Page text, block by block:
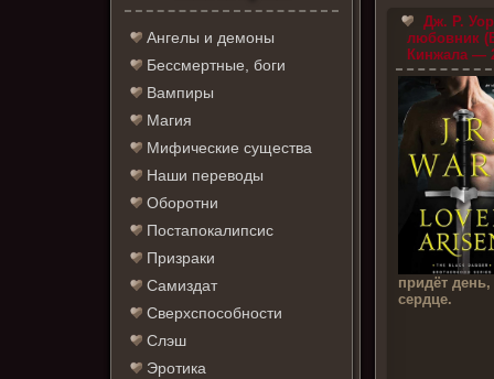
Ангелы и демоны
Бессмертные, боги
Вампиры
Магия
Мифические существа
Наши переводы
Оборотни
Постапокалипсис
Призраки
Самиздат
Сверхспособности
Слэш
Эротика
Дж. Р.
любовник
Кинжала —
придёт
сердце.